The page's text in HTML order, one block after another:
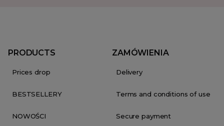
PRODUCTS
Prices drop
BESTSELLERY
NOWOŚCI
ZAMÓWIENIA
Delivery
Terms and conditions of use
Secure payment